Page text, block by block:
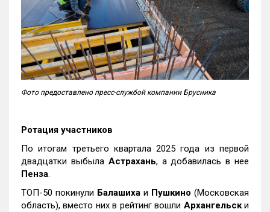
Фото предоставлено пресс-службой компании Брусника
Ротация участников
По итогам третьего квартала 2025 года из первой
двадцатки выбыла Астрахань, а добавилась в нее
Пенза.
ТОП-50 покинули Балашиха и Пушкино (Московская
область), вместо них в рейтинг вошли Архангельски